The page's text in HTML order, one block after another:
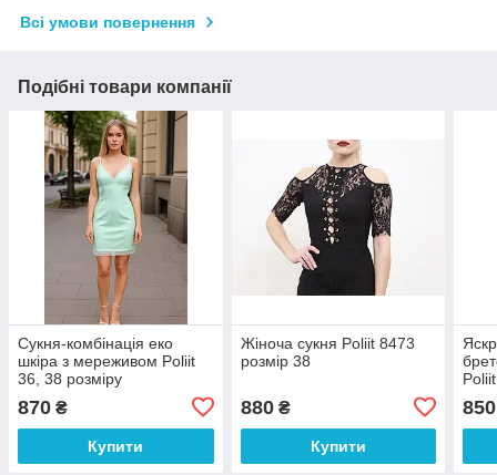
Всі умови повернення
Подібні товари компанії
Сукня-комбінація еко
шкіра з мереживом Poliit
36, 38 розміру
870 ₴
Купити
Жіноча сукня Poliit 8473
розмір 38
880₴
Купити
850